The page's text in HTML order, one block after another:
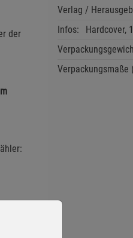
der
Verlag /
Infos:
Hardcover,
Verpackungsmaße